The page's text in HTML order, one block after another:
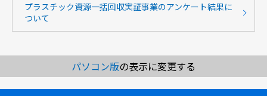
プラスチック資源一括回収実証事業のアンケート結果に
ついて
パソコン版の表示に変更する